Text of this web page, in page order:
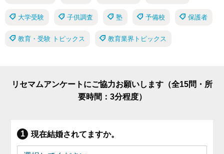
大学受験 子供調査 塾 予備校 保護者
教育・受験 トピックス 教育業界トピックス
リセマムアンケートにご協力お願いします（全15問・所
要時間：3分程度）
現在結婚されてますか。